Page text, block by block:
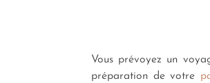
Vous prévoyez un
préparation de votre